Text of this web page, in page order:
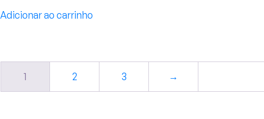
Adicionar ao carrinho
1 2 3 →